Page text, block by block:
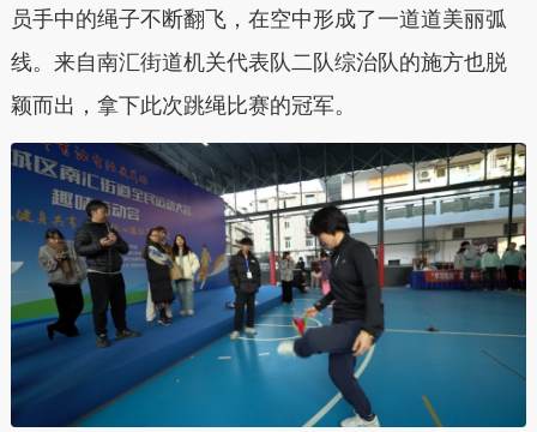
员手中的绳子不断翻飞，在空中形成了一道道美丽弧
线。来自南汇街道机关代表队二队综治队的施方也脱
颖而出，拿下此次跳绳比赛的冠军。